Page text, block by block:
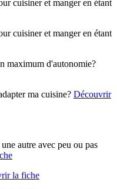
cuisiner et manger en étant
cuisiner et manger en étant
maximum d'autonomie?
ma cuisine? Découvrir
autre avec peu ou pas
la fiche